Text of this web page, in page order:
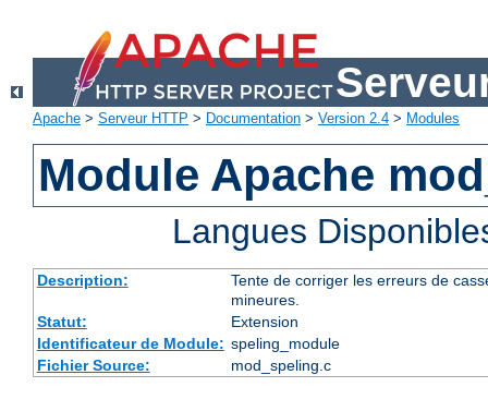
Apache > Serveur HTTP > Documentation > Version 2.4 > Modules
Module Apache
Langues
Description:
Tente de corriger les erreurs de
mineures.
Statut:
Extension
Identificateur de Module: speling_module
Fichier Source:
mod_speling.c